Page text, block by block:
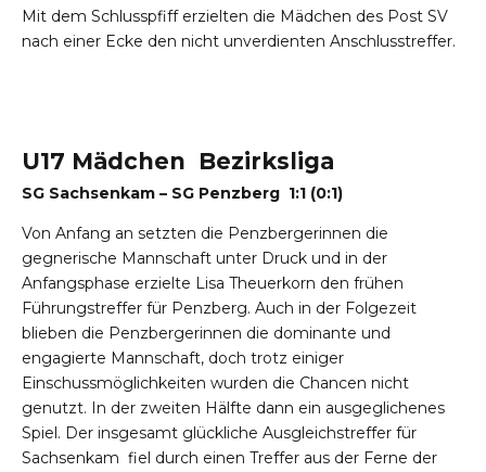
Mit dem Schlusspfiff erzielten die Mädchen des Post SV
nach einer Ecke den nicht unverdienten Anschlusstreffer.
U17 Mädchen Bezirksliga
SG Sachsenkam – SG Penzberg 1:1 (0:1)
Von Anfang an setzten die Penzbergerinnen die
gegnerische Mannschaft unter Druck und in der
Anfangsphase erzielte Lisa Theuerkorn den frühen
Führungstreffer für Penzberg. Auch in der Folgezeit
blieben die Penzbergerinnen die dominante und
engagierte Mannschaft, doch trotz einiger
Einschussmöglichkeiten wurden die Chancen nicht
genutzt. In der zweiten Hälfte dann ein ausgeglichenes
Spiel. Der insgesamt glückliche Ausgleichstreffer für
Sachsenkam fiel durch einen Treffer aus der Ferne der